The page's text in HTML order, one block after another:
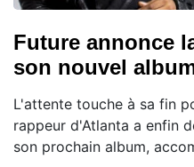
Future annonce
son nouvel
L'attente touche à sa fin
rappeur d'Atlanta a enfin
son prochain album,